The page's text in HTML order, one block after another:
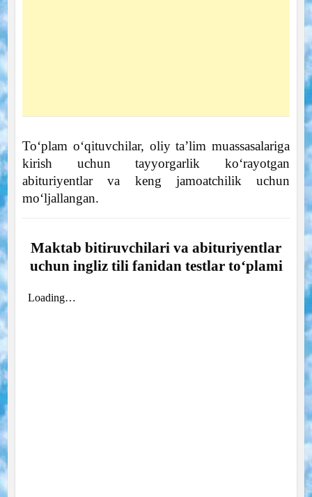
To‘plam o‘qituvchilar, oliy ta’lim muassasalariga
kirish uchun tayyorgarlik ko‘rayotgan
abituriyentlar va keng jamoatchilik uchun
mo‘ljallangan.
Maktab bitiruvchilari va abituriyentlar
uchun ingliz tili fanidan testlar to‘plami